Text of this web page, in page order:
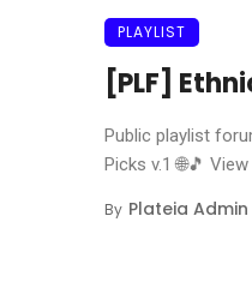
PLAYLIST
[PLF]
Public playlist
Picks v.1 🌐🎵
By Plateia Admin